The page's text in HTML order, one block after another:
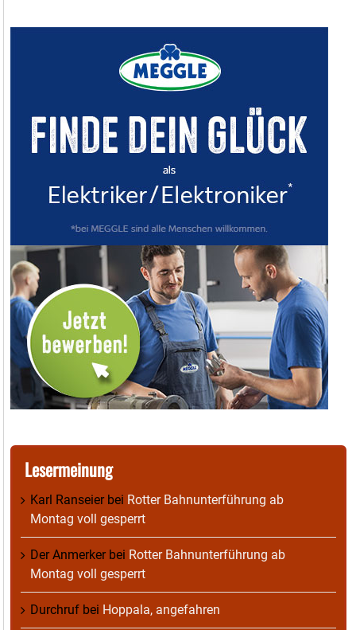
Lesermeinung
Karl Ranseierbei Rotter Bahnunterführung ab
Montag voll gesperrt
Der Anmerkerbei Rotter Bahnunterführung ab
Montag voll gesperrt
Durchruf bei Hoppala, angefahren